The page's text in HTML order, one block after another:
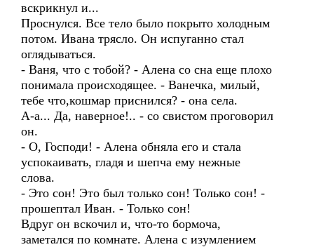
вскрикнул и...
Проснулся. Все тело было покрыто холодным
потом. Ивана трясло. Он испуганно стал
оглядываться.
- Ваня, что с тобой? - Алена со сна еще плохо
понимала происходящее. - Ванечка, милый,
тебе что,кошмар приснился? - она села.
А-а... Да, наверное!.. - со свистом проговорил
он.
- О, Господи! - Алена обняла его и стала
успокаивать, гладя и шепча ему нежные
слова.
- Это сон! Это был только сон! Только сон! -
прошептал Иван. - Только сон!
Вдруг он вскочил и, что-то бормоча,
заметался по комнате. Алена с изумлением